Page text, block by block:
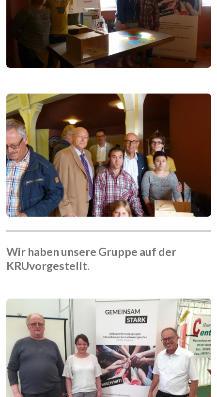
Wir haben unsere Gruppe auf der
KRUvorgestellt.